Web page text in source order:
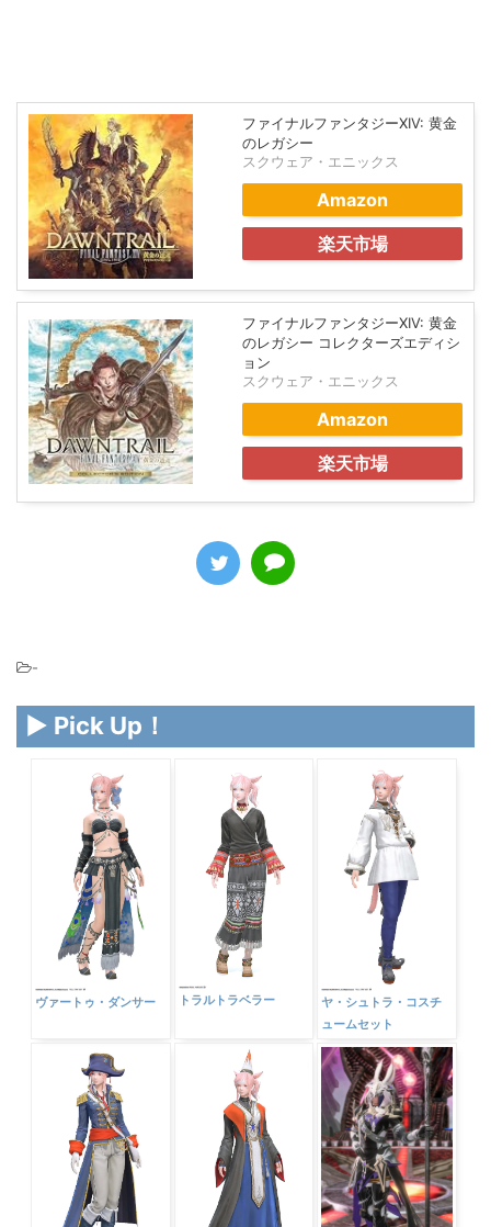
ファイナルファンタジーXIV: 黄金
のレガシー
スクウェア・エニックス
Amazon
楽天市場
ファイナルファンタジーXIV: 黄金
のレガシー コレクターズエディシ
ョン
スクウェア・エニックス
Amazon
楽天市場
-
▶ Pick Up！
ヴァートゥ・ダンサー トラルトラベラー
ヤ・シュトラ・コスチ
ュームセット